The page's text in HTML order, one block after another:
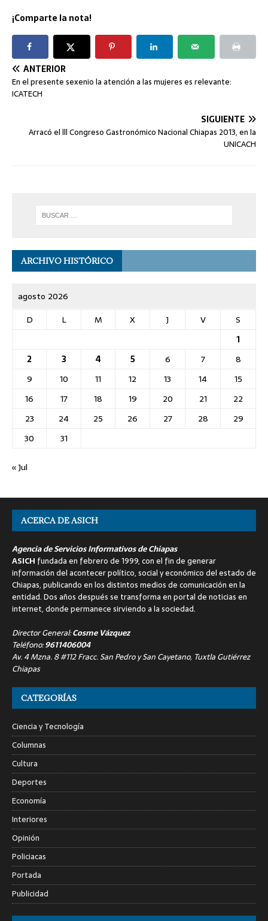
¡Comparte la nota!
ANTERIOR
En el presente sexenio la atención a las mujeres es relevante:
ICATECH
SIGUIENTE
Arracó el lll Congreso Gastronómico Nacional Chiapas 2013, en la
UNICACH
ARCHIVO HISTÓRICO
agosto 2026
D
L M X J V
S
1
2
3 4 5 6 7
8
9
10 11 12 13 14
15
16
17 18 19 20 21
22
23
24 25 26 27 28
29
30
31
« Jul
ACERCA DE ASICH
Agencia de Servicios Informativos de Chiapas
ASICH fundada en febrero de 1999, con el fin de generar
información del acontecer político, social y económico del estado de
Chiapas, publicando en los distintos medios de comunicación en la
entidad. Dos años después se transforma en portal de noticias en
internet, donde permanece sirviendo a la sociedad.
Director General:Cosme Vázquez
Teléfono:9611406004
Av. 4 Mzna. 8 #112 Fracc. San Pedro y San Cayetano, Tuxtla Gutiérrez
Chiapas
CATEGORÍAS
Ciencia y Tecnología
Columnas
Cultura
Deportes
Economía
Interiores
Opinión
Policiacas
Portada
Publicidad